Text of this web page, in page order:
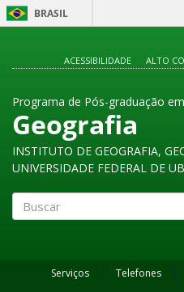
BRASIL
ACESSIBILIDADE
ALTO
Programa de Pós-graduação em
Geografia
INSTITUTO DE GEOGRAFIA,
UNIVERSIDADE FEDERAL DE
Serviços Telefones